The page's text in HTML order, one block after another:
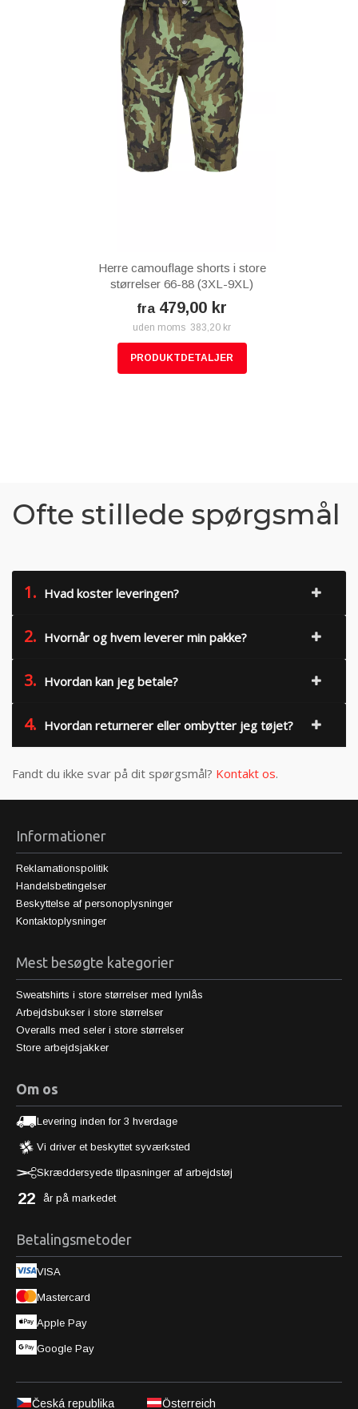
Herre camouflage shorts i store
størrelser 66-88 (3XL-9XL)
fra 479,00 kr
uden moms 383,20 kr
PRODUKTDETALJER
Ofte stillede spørgsmål
1. Hvad koster leveringen?
2. Hvornår og hvem leverer min pakke?
3. Hvordan kan jeg betale?
4. Hvordan returnerer eller ombytter jeg tøjet?
Fandt du ikke svar på dit spørgsmål? Kontakt os.
Informationer
Reklamationspolitik
Handelsbetingelser
Beskyttelse af personoplysninger
Kontaktoplysninger
Mest besøgte kategorier
Sweatshirts i store størrelser med lynlås
Arbejdsbukser i store størrelser
Overalls med seler i store størrelser
Store arbejdsjakker
Om os
Levering inden for 3 hverdage
Vi driver et beskyttet syværksted
Skræddersyede tilpasninger af arbejdstøj
22 år på markedet
Betalingsmetoder
VISA
Mastercard
Apple Pay
Google Pay
Česká republika Österreich